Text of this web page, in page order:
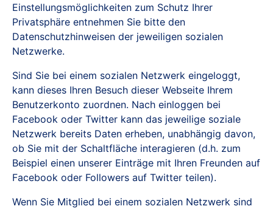
Einstellungsmöglichkeiten zum Schutz Ihrer
Privatsphäre entnehmen Sie bitte den
Datenschutzhinweisen der jeweiligen sozialen
Netzwerke.
Sind Sie bei einem sozialen Netzwerk eingeloggt,
kann dieses Ihren Besuch dieser Webseite Ihrem
Benutzerkonto zuordnen. Nach einloggen bei
Facebook oder Twitter kann das jeweilige soziale
Netzwerk bereits Daten erheben, unabhängig davon,
ob Sie mit der Schaltfläche interagieren (d.h. zum
Beispiel einen unserer Einträge mit Ihren Freunden auf
Facebook oder Followers auf Twitter teilen).
Wenn Sie Mitglied bei einem sozialen Netzwerk sind